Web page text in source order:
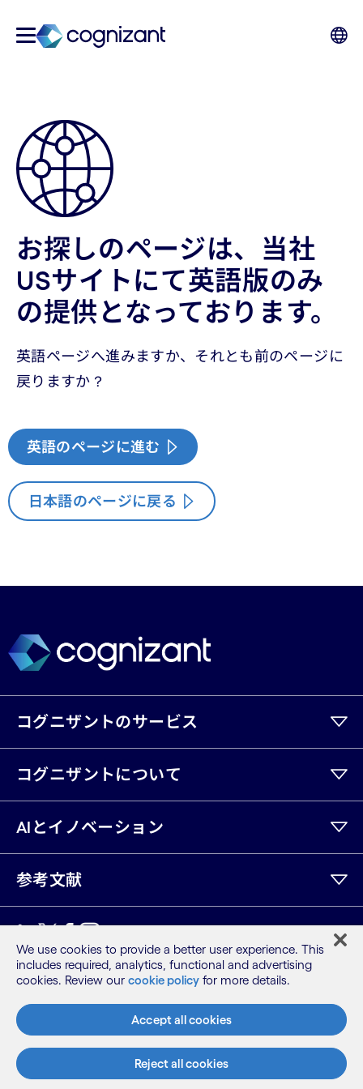
お探しのページは、当社
USサイトにて英語版のみ
の提供となっております。
英語ページへ進みますか、それとも前のページに
戻りますか？
英語のページに進む
日本語のページに戻る
コグニザントのサービス
コグニザントについて
AIとイノベーション
参考文献
LinkedIn
Twitter
Facebook
Instagram
Youtube
サイトマップ
利用規約
プライバシーポリシー
Cookieポリシー
©2026 Cognizant, all rights reserved
We use cookies to provide a better user experience. This
includes required, analytics, functional and advertising
cookies. Review our cookie policy for more details.
Accept all cookies
Reject all cookies